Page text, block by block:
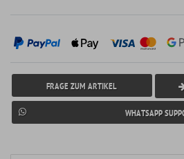
FRAGE ZUM ARTIKEL
WHATSAPP